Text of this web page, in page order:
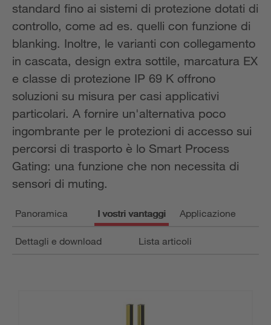
standard fino ai sistemi di protezione dotati di
controllo, come ad es. quelli con funzione di
blanking. Inoltre, le varianti con collegamento
in cascata, design extra sottile, marcatura EX
e classe di protezione IP 69 K offrono
soluzioni su misura per casi applicativi
particolari. A fornire un'alternativa poco
ingombrante per le protezioni di accesso sui
percorsi di trasporto è lo Smart Process
Gating: una funzione che non necessita di
sensori di muting.
Panoramica I vostri vantaggi Applicazione
Dettagli e download Lista articoli